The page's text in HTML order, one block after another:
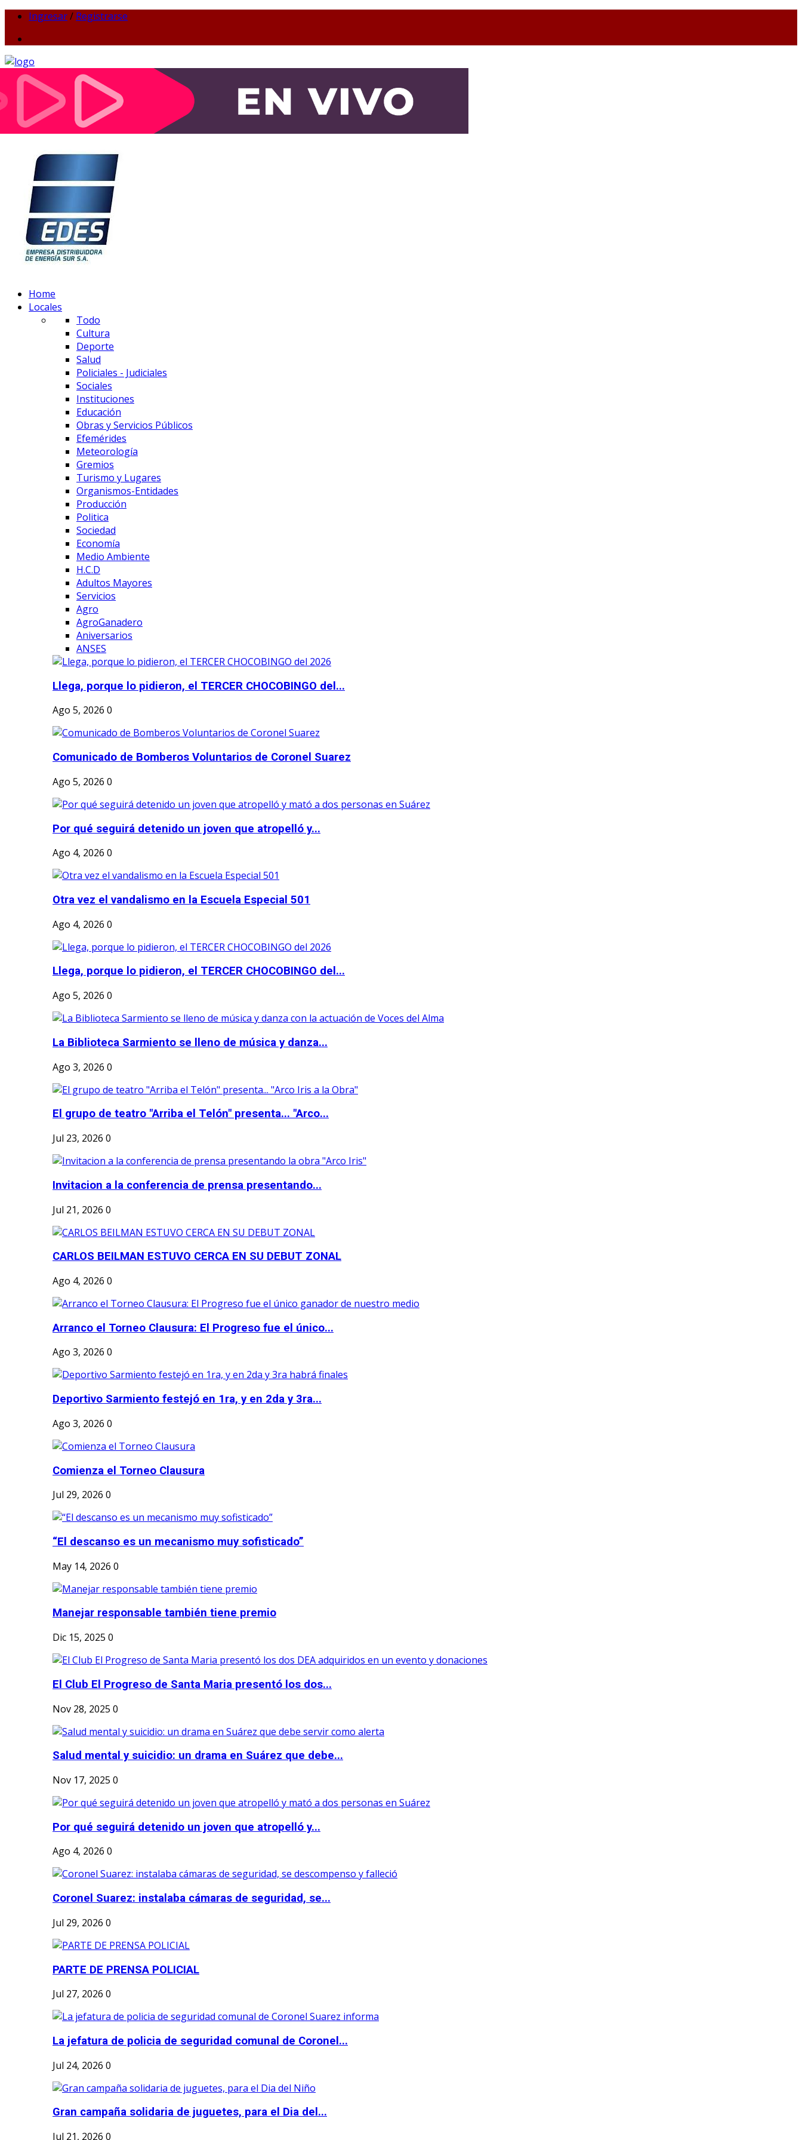
Ingresar/ Registrarse
Home
Locales
Todo
Cultura
Deporte
Salud
Policiales - Judiciales
Sociales
Instituciones
Educación
Obras y Servicios Públicos
Efemérides
Meteorología
Gremios
Turismo y Lugares
Organismos-Entidades
Producción
Politica
Sociedad
Economía
Medio Ambiente
H.C.D
Adultos Mayores
Servicios
Agro
AgroGanadero
Aniversarios
ANSES
Llega, porque lo pidieron, el TERCER CHOCOBINGO del...
Ago 5, 2026 0
Comunicado de Bomberos Voluntarios de Coronel Suarez
Ago 5, 2026 0
Por qué seguirá detenido un joven que atropelló y...
Ago 4, 2026 0
Otra vez el vandalismo en la Escuela Especial 501
Ago 4, 2026 0
Llega, porque lo pidieron, el TERCER CHOCOBINGO del...
Ago 5, 2026 0
La Biblioteca Sarmiento se lleno de música y danza...
Ago 3, 2026 0
El grupo de teatro "Arriba el Telón" presenta... "Arco...
Jul 23, 2026 0
Invitacion a la conferencia de prensa presentando...
Jul 21, 2026 0
CARLOS BEILMAN ESTUVO CERCA EN SU DEBUT ZONAL
Ago 4, 2026 0
Arranco el Torneo Clausura: El Progreso fue el único...
Ago 3, 2026 0
Deportivo Sarmiento festejó en 1ra, y en 2da y 3ra...
Ago 3, 2026 0
Comienza el Torneo Clausura
Jul 29, 2026 0
“El descanso es un mecanismo muy sofisticado”
May 14, 2026 0
Manejar responsable también tiene premio
Dic 15, 2025 0
El Club El Progreso de Santa Maria presentó los dos...
Nov 28, 2025 0
Salud mental y suicidio: un drama en Suárez que debe...
Nov 17, 2025 0
Por qué seguirá detenido un joven que atropelló y...
Ago 4, 2026 0
Coronel Suarez: instalaba cámaras de seguridad, se...
Jul 29, 2026 0
PARTE DE PRENSA POLICIAL
Jul 27, 2026 0
La jefatura de policia de seguridad comunal de Coronel...
Jul 24, 2026 0
Gran campaña solidaria de juguetes, para el Dia del...
Jul 21, 2026 0